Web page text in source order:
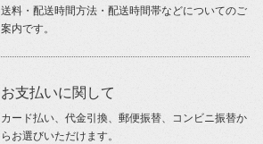
送料・配送時間方法・配送時間帯などについてのご
案内です。
お支払いに関して
カード払い、代金引換、郵便振替、コンビニ振替か
らお選びいただけます。